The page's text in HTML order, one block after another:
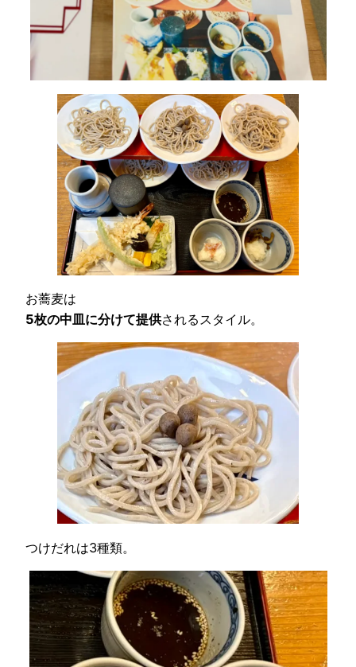
お蕎麦は
5枚の中皿に分けて提供されるスタイル。
つけだれは3種類。